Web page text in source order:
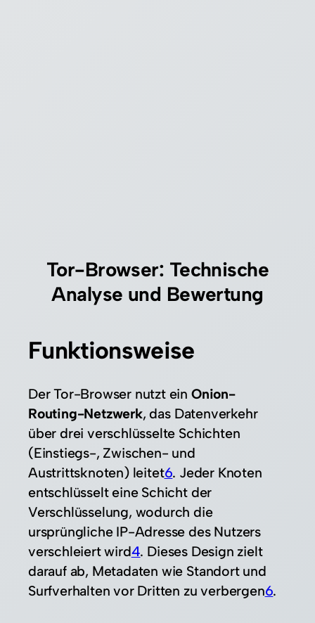
Tor-Browser: Technische
Analyse und Bewertung
Funktionsweise
Der Tor-Browser nutzt ein Onion-
Routing-Netzwerk, das Datenverkehr
über drei verschlüsselte Schichten
(Einstiegs-, Zwischen- und
Austrittsknoten) leitet6. Jeder Knoten
entschlüsselt eine Schicht der
Verschlüsselung, wodurch die
ursprüngliche IP-Adresse des Nutzers
verschleiert wird4. Dieses Design zielt
darauf ab, Metadaten wie Standort und
Surfverhalten vor Dritten zu verbergen6.